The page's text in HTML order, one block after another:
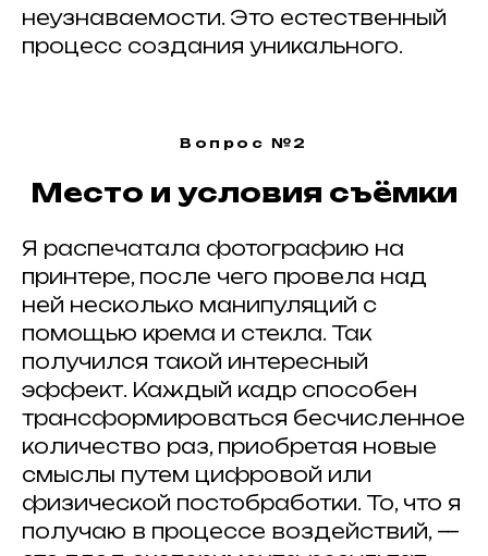
неузнаваемости. Это естественный
процесс создания уникального.
Вопрос №2
Место и условия съёмки
Я распечатала фотографию на
принтере, после чего провела над
ней несколько манипуляций с
помощью крема и стекла. Так
получился такой интересный
эффект. Каждый кадр способен
трансформироваться бесчисленное
количество раз, приобретая новые
смыслы путем цифровой или
физической постобработки. То, что я
получаю в процессе воздействий, —
ВСЕ ЗАПИСИ
#
#ArtkokoPortraitAwards2026
Публикуйте работы,
делитесь с друзьями
и отмечайте нас
хештегом в соц. сетях